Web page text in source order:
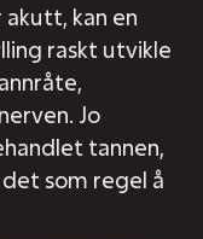
kan en
raskt utvikle
Jo
tannen,
som regel å